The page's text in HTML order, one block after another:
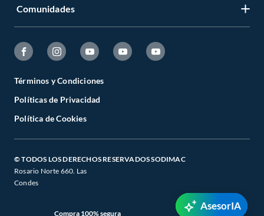
Comunidades
Términos y Condiciones
Políticas de Privacidad
Política de Cookies
© TODOS LOS DERECHOS RESERVADOS SODIMAC
Rosario Norte 660. Las
Condes
Compra 100% segura
AsesorIA